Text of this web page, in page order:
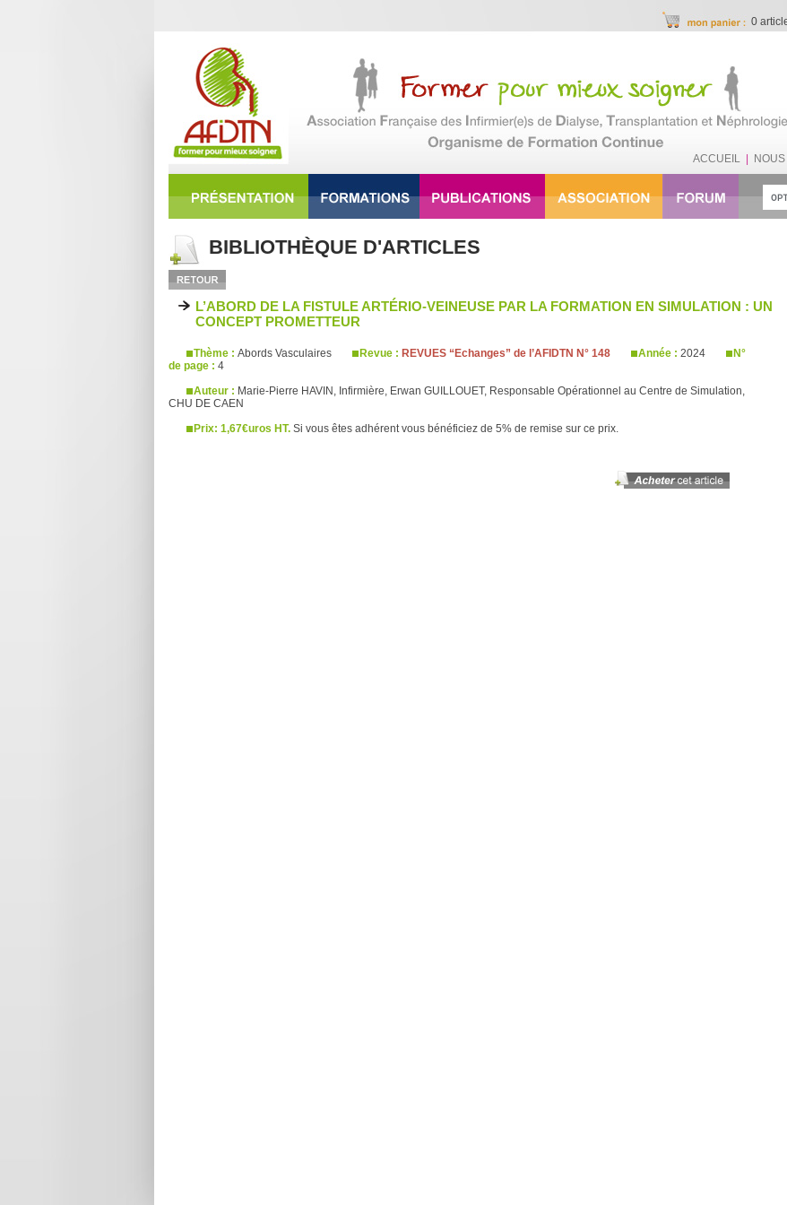
0
ACCUEIL
BIBLIOTHÈQUE D'ARTICLES
L’ABORD DE LA FISTULE ARTÉRIO-VEINEUSE PAR LA FORMATION EN SIMULATION : UN
CONCEPT PROMETTEUR
Thème : Abords Vasculaires Revue : REVUES “Echanges” de l’AFIDTN N° 148 Année : 2024
N°
de page : 4
Auteur : Marie-Pierre HAVIN, Infirmière, Erwan GUILLOUET, Responsable Opérationnel au Centre de Simulation,
CHU DE CAEN
Prix: 1,67€uros HT. Si vous êtes adhérent vous bénéficiez de 5% de remise sur ce prix.